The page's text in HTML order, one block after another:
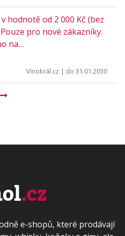
hodnotě od 2 000 Kč (bez
pro nové zákazníky.
na…
Vínokrál.cz | do 31.01.2030
.cz
e-shopů, které prodávají